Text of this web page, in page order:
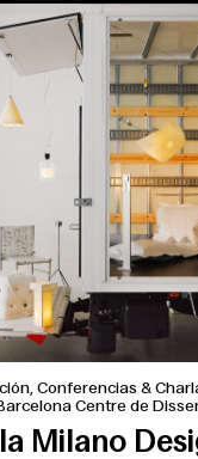
Conferencias &
Centre de
Milano